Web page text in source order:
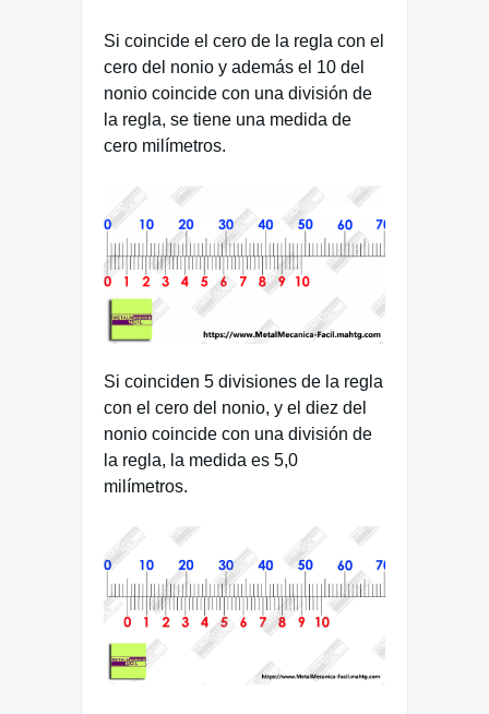
Si coincide el cero de la regla con el
cero del nonio y además el 10 del
nonio coincide con una división de
la regla, se tiene una medida de
cero milímetros.
Si coinciden 5 divisiones de la regla
con el cero del nonio, y el diez del
nonio coincide con una división de
la regla, la medida es 5,0
milímetros.